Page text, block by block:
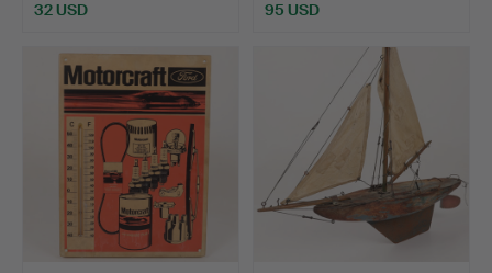
32 USD 95 USD